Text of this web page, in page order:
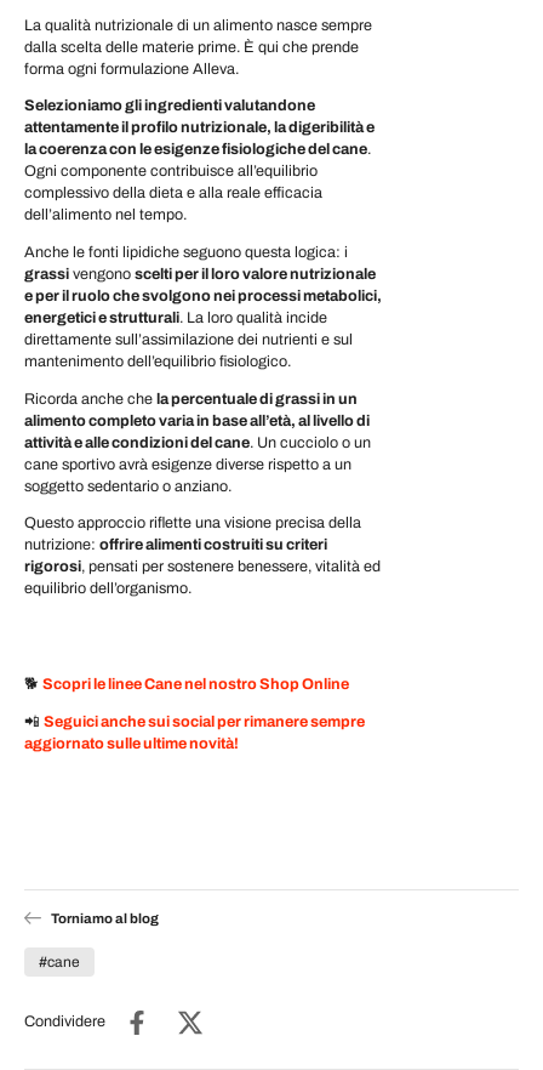
La qualità nutrizionale di un alimento nasce sempre
dalla scelta delle materie prime. È qui che prende
forma ogni formulazione Alleva.
Selezioniamo gli ingredienti valutandone
attentamente il profilo nutrizionale, la digeribilità e
la coerenza con le esigenze fisiologiche del cane.
Ogni componente contribuisce all’equilibrio
complessivo della dieta e alla reale efficacia
dell’alimento nel tempo.
Anche le fonti lipidiche seguono questa logica: i
grassi vengono scelti per il loro valore nutrizionale
e per il ruolo che svolgono nei processi metabolici,
energetici e strutturali. La loro qualità incide
direttamente sull’assimilazione dei nutrienti e sul
mantenimento dell’equilibrio fisiologico.
Ricorda anche che la percentuale di grassi in un
alimento completo varia in base all’età, al livello di
attività e alle condizioni del cane. Un cucciolo o un
cane sportivo avrà esigenze diverse rispetto a un
soggetto sedentario o anziano.
Questo approccio riflette una visione precisa della
nutrizione: offrire alimenti costruiti su criteri
rigorosi, pensati per sostenere benessere, vitalità ed
equilibrio dell’organismo.
🐕 Scopri le linee Cane nel nostro Shop Online
📲 Seguici anche sui social per rimanere sempre
aggiornato sulle ultime novità!
Torniamo al blog
#cane
Condividere